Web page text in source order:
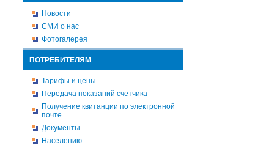
Новости
СМИ о нас
Фотогалерея
ПОТРЕБИТЕЛЯМ
Тарифы и цены
Передача показаний счетчика
Получение квитанции по электронной
почте
Документы
Населению